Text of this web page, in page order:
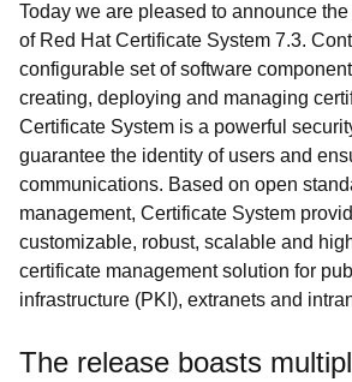
Today we are pleased to announce
of Red Hat Certificate System 7.3.
configurable set of software
creating, deploying and managing
Certificate System is a powerful
guarantee the identity of users and
communications. Based on open
management, Certificate System
customizable, robust, scalable and
certificate management solution for
infrastructure (PKI), extranets and
The release boasts